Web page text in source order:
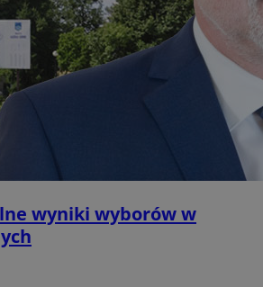
wyniki wyborów w